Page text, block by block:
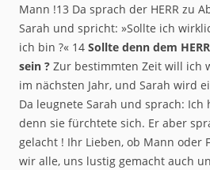
Mann !13 Da sprach der HERR zu
Sarah und spricht: »Sollte ich
ich bin ?« 14 Sollte denn dem
sein ? Zur bestimmten Zeit will ich
im nächsten Jahr, und Sarah wird
Da leugnete Sarah und sprach: Ich
denn sie fürchtete sich. Er aber
gelacht ! Ihr Lieben, ob Mann oder
wir alle, uns lustig gemacht auch